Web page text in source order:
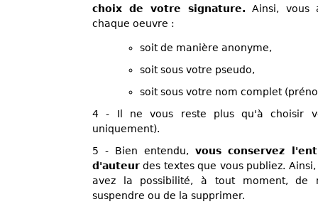
choix de votre signature. Ainsi, vous
chaque oeuvre :
soit de manière anonyme,
soit sous votre pseudo,
soit sous votre nom complet
4 - Il ne vous reste plus qu'à choisir
uniquement).
5 - Bien entendu, vous conservez
d'auteur des textes que vous publiez.
avez la possibilité, à tout moment, de
suspendre ou de la supprimer.